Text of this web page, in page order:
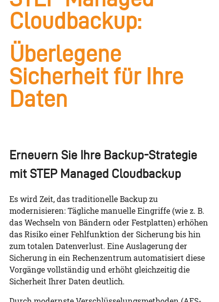
Cloudbackup:
Überlegene
Sicherheit für Ihre
Daten
Erneuern Sie Ihre Backup-Strategie
mit STEP Managed Cloudbackup
Es wird Zeit, das traditionelle Backup zu
modernisieren: Tägliche manuelle Eingriffe (wie z. B.
das Wechseln von Bändern oder Festplatten) erhöhen
das Risiko einer Fehlfunktion der Sicherung bis hin
zum totalen Datenverlust. Eine Auslagerung der
Sicherung in ein Rechenzentrum automatisiert diese
Vorgänge vollständig und erhöht gleichzeitig die
Sicherheit Ihrer Daten deutlich.